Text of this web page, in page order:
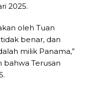
2025.
oleh Tuan
benar, dan
milik Panama,”
bahwa Terusan